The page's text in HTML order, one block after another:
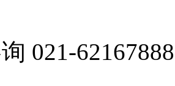
021-62167888